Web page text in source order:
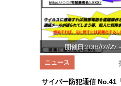
開催日:2018/07/27
ニュース
サイバー防犯通信 No.41